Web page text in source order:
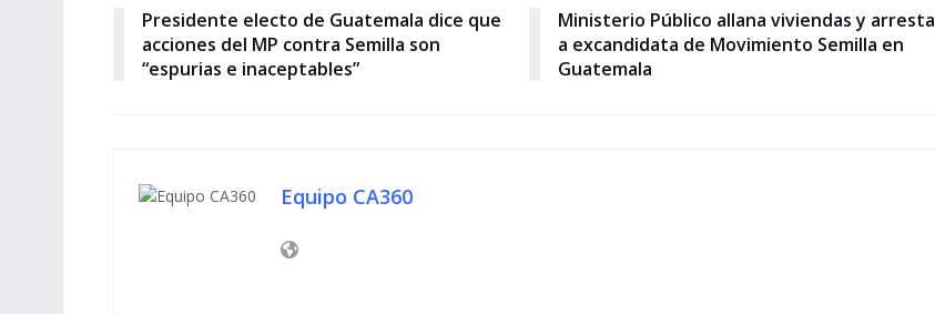
Presidente electo de Guatemala dice que
acciones del MP contra Semilla son
“espurias e inaceptables”
Ministerio Público allana viviendas y arresta
a excandidata de Movimiento Semilla en
Guatemala
Equipo CA360